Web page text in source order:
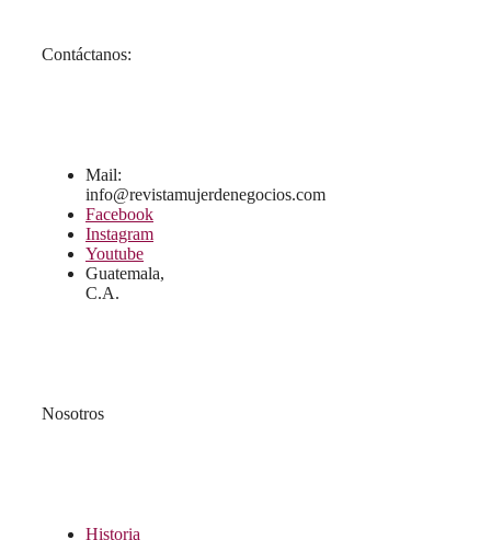
Contáctanos:
Mail:
info@revistamujerdenegocios.com
Facebook
Instagram
Youtube
Guatemala,
C.A.
Nosotros
Historia